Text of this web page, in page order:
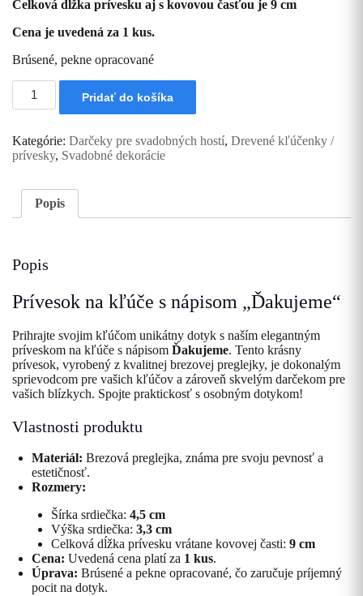
Celková dĺžka prívesku aj s kovovou časťou je 9 cm
Cena je uvedená za 1 kus.
Brúsené, pekne opracované
množstvo
Drevená
kľúčenka
(písané
písmo)
Pridať do košíka
Kategórie: Darčeky pre svadobných hostí, Drevené kľúčenky /
prívesky, Svadobné dekorácie
Popis
Popis
Prívesok na kľúče s nápisom „Ďakujeme“
Prihrajte svojim kľúčom unikátny dotyk s naším elegantným
príveskom na kľúče s nápisom Ďakujeme. Tento krásny
prívesok, vyrobený z kvalitnej brezovej preglejky, je dokonalým
sprievodcom pre vašich kľúčov a zároveň skvelým darčekom pre
vašich blízkych. Spojte praktickosť s osobným dotykom!
Vlastnosti produktu
Materiál: Brezová preglejka, známa pre svoju pevnosť a
estetičnosť.
Rozmery:
Šírka srdiečka: 4,5 cm
Výška srdiečka: 3,3 cm
Celková dĺžka prívesku vrátane kovovej časti: 9 cm
Cena: Uvedená cena platí za 1 kus.
Úprava: Brúsené a pekne opracované, čo zaručuje príjemný
pocit na dotyk.